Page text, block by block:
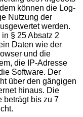
können die Log-
Nutzung der
werden.
§ 25 Absatz 2
Daten wie der
und die
die IP-Adresse
Software. Der
über den gängigen
hinaus. Die
beträgt bis zu 7